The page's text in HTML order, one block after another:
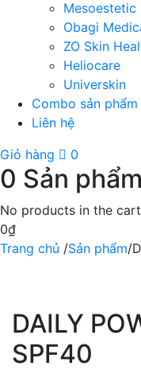
Mesoestetic
Obagi
ZO Skin
Heliocare
Universkin
Combo sản phẩm
Liên hệ
Giỏ hàng
0
0 Sản phẩm
No products in the
0₫
Trang chủ /Sản phẩm/
DAILY
SPF40